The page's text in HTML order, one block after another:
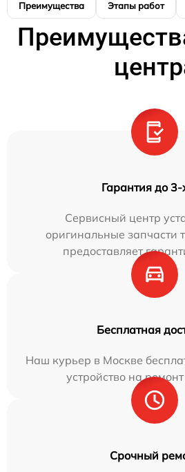
Преимущества Этапы работ
Гарантия до 3-
Сервисный центр
оригинальные запчасти
предоставляет
Бесплатная
Наш курьер в Москве
устройство на
Срочный